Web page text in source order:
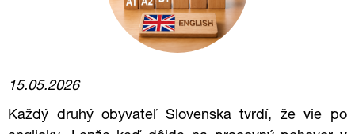
15.05.2026
Každý druhý obyvateľ Slovenska tvrdí, že vie po